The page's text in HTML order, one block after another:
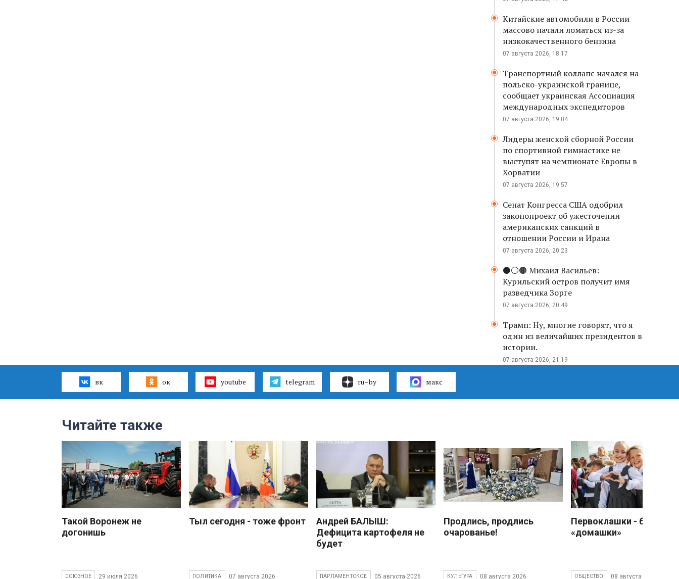
Китайские автомобили в России
массово начали ломаться из-за
низкокачественного бензина
07 августа 2026, 18:17
Транспортный коллапс начался на
польско-украинской границе,
сообщает украинская Ассоциация
международных экспедиторов
07 августа 2026, 19:04
Лидеры женской сборной России
по спортивной гимнастике не
выступят на чемпионате Европы в
Хорватии
07 августа 2026, 19:57
Сенат Конгресса США одобрил
законопроект об ужесточении
американских санкций в
отношении России и Ирана
07 августа 2026, 20:23
⚫️⚪️🟤 Михаил Васильев:
Курильский остров получит имя
разведчика Зорге
07 августа 2026, 20:49
Трамп: Ну, многие говорят, что я
один из величайших президентов в
истории.
07 августа 2026, 21:19
вк ок youtube telegram ru–by макс
Читайте также
Такой Воронеж не
догонишь
СОЮЗНОЕ 29 июля 2026
Тыл сегодня - тоже фронт
ПОЛИТИКА 07 августа 2026
Андрей БАЛЫШ:
Дефицита картофеля не
будет
ПАРЛАМЕНТСКОЕ 05 августа 2026
Продлись, продлись
очарованье!
КУЛЬТУРА 08 августа 2026
Первоклашки - без
«домашки»
ОБЩЕСТВО 08 августа 2026